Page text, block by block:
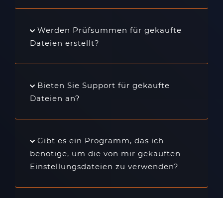
Werden Prüfsummen für gekaufte
Dateien erstellt?
Bieten Sie Support für gekaufte
Dateien an?
Gibt es ein Programm, das ich
benötige, um die von mir gekauften
Einstellungsdateien zu verwenden?